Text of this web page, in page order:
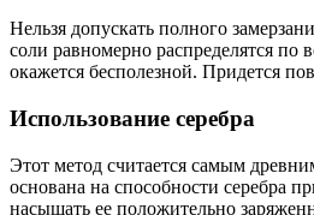
Нельзя допускать полного
соли равномерно распределятся по
окажется бесполезной. Придется
Использование серебра
Этот метод считается самым
основана на способности серебра
насыщать ее положительно